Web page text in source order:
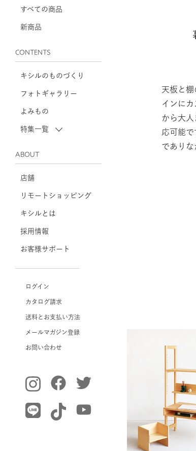
すべての商品
新商品
CONTENTS
キシルのものづくり
フォトギャラリー
よみもの
特集一覧
ABOUT
店舗
リモートショッピング
キシルとは
採用情報
お客様サポート
ログイン
カタログ請求
送料とお支払い方法
メールマガジン登録
お問い合わせ
天板と
インに
から大人
応可能
でありな